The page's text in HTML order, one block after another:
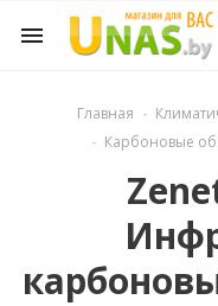
menu
Главная
Карбоновые